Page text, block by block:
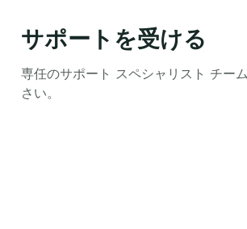
サポートを受ける
専任のサポート スペシャリスト チー
さい。